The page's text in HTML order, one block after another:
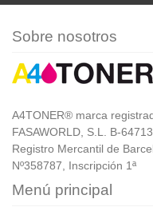
Sobre nosotros
A4TONER® marca
FASAWORLD, S.L. B-
Registro Mercantil de
Nº358787, Inscripción 1ª
Menú principal